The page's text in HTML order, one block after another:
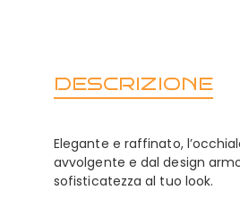
DESCRIZIONE
Elegante e raffinato,
avvolgente e dal design
sofisticatezza al tuo look.